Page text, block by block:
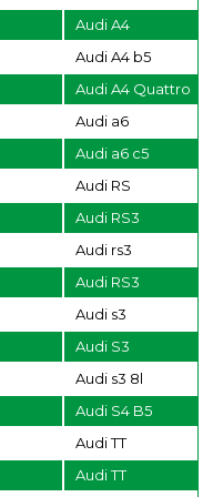
Audi A4
Audi A4 b5
Audi A4 Quattro
Audi a6
Audi a6 c5
Audi RS
Audi RS3
Audi rs3
Audi RS3
Audi s3
Audi S3
Audi s3 8l
Audi S4 B5
Audi TT
Audi TT